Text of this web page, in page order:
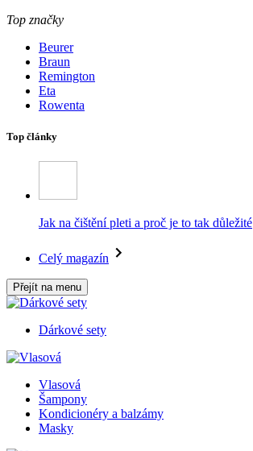
Top značky
Beurer
Braun
Remington
Eta
Rowenta
Top články
Jak na čištění pleti a proč je to tak důležité
Celý magazín
Přejít na menu
Dárkové sety
Vlasová
Šampony
Kondicionéry a balzámy
Masky